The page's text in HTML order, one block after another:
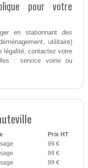
pour votre
en stationnant des
utilitaire)
légalité, contactez votre
: service voirie ou
Prix HT
99 €
99 €
99 €